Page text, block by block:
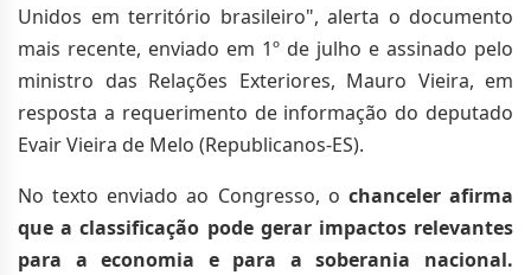
Unidos em território brasileiro", alerta o documento
mais recente, enviado em 1º de julho e assinado pelo
ministro das Relações Exteriores, Mauro Vieira, em
resposta a requerimento de informação do deputado
Evair Vieira de Melo (Republicanos-ES).
No texto enviado ao Congresso, o chanceler afirma
que a classificação pode gerar impactos relevantes
para a economia e para a soberania nacional.